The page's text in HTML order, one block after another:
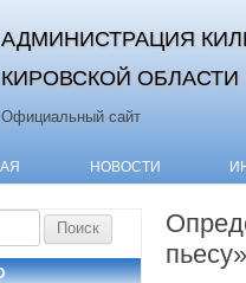
АДМИНИСТРАЦИЯ
КИРОВСКОЙ ОБЛАСТИ
Официальный сайт
НОВОСТИ
пьесу»